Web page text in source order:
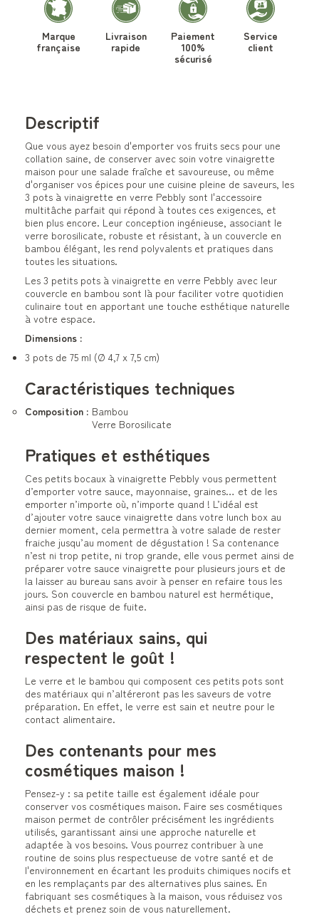
Marque
française
Livraison
rapide
Paiement
100%
sécurisé
Service
client
Pratiques et esthétiques
Ces petits bocaux à vinaigrette Pebbly vous permettent
d’emporter votre sauce, mayonnaise, graines… et de les
emporter n’importe où, n’importe quand ! L’idéal est
d’ajouter votre sauce vinaigrette dans votre lunch box au
dernier moment, cela permettra à votre salade de rester
fraiche jusqu’au moment de dégustation ! Sa contenance
n’est ni trop petite, ni trop grande, elle vous permet ainsi de
préparer votre sauce vinaigrette pour plusieurs jours et de
la laisser au bureau sans avoir à penser en refaire tous les
jours. Son couvercle en bambou naturel est hermétique,
ainsi pas de risque de fuite.
Des matériaux sains, qui
respectent le goût !
Le verre et le bambou qui composent ces petits pots sont
des matériaux qui n’altéreront pas les saveurs de votre
préparation. En effet, le verre est sain et neutre pour le
contact alimentaire.
Des contenants pour mes
cosmétiques maison !
Pensez-y : sa petite taille est également idéale pour
conserver vos cosmétiques maison. Faire ses cosmétiques
maison permet de contrôler précisément les ingrédients
utilisés, garantissant ainsi une approche naturelle et
adaptée à vos besoins. Vous pourrez contribuer à une
routine de soins plus respectueuse de votre santé et de
l'environnement en écartant les produits chimiques nocifs et
en les remplaçants par des alternatives plus saines. En
fabriquant ses cosmétiques à la maison, vous réduisez vos
déchets et prenez soin de vous naturellement.
Descriptif
Que vous ayez besoin d'emporter vos fruits secs pour une
collation saine, de conserver avec soin votre vinaigrette
maison pour une salade fraîche et savoureuse, ou même
d'organiser vos épices pour une cuisine pleine de saveurs, les
3 pots à vinaigrette en verre Pebbly sont l'accessoire
multitâche parfait qui répond à toutes ces exigences, et
bien plus encore. Leur conception ingénieuse, associant le
verre borosilicate, robuste et résistant, à un couvercle en
bambou élégant, les rend polyvalents et pratiques dans
toutes les situations.
Les 3 petits pots à vinaigrette en verre Pebbly avec leur
couvercle en bambou sont là pour faciliter votre quotidien
culinaire tout en apportant une touche esthétique naturelle
à votre espace.
Dimensions :
3 pots de 75 ml (Ø 4,7 x 7,5 cm)
Caractéristiques techniques
Composition : Bambou
Verre Borosilicate